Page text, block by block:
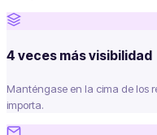
4 veces más visibilidad
Manténgase en la cima de los
importa.